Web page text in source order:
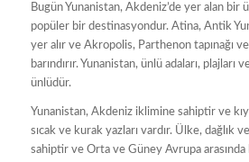
Bugün Yunanistan, Akdeniz’de yer alan bir
popüler bir destinasyondur. Atina, Antik
yer alır ve Akropolis, Parthenon tapınağı
barındırır. Yunanistan, ünlü adaları,
ünlüdür.
Yunanistan, Akdeniz iklimine sahiptir ve
sıcak ve kurak yazları vardır. Ülke, dağlık
sahiptir ve Orta ve Güney Avrupa